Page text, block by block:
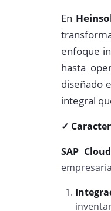
En
enfoque
hasta
diseñado
integral
✓
SAP